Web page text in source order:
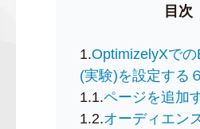
目次
1.OptimizelyXで
(実験)を設定する
1.1.ページを追加
1.2.オーディエン